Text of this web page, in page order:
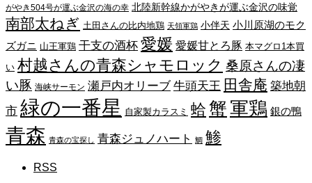
がやき504号が運ぶ金沢の海の幸 北陸新幹線かがやきが運ぶ金沢の味覚
南部太ねぎ 土田さんの比内地鶏 天領軍鶏 小伴天 小川原湖のモク
ズガニ 山王軍鶏 干支の酒杯 愛媛 愛媛甘とろ豚 本マグロ1本買
い 村越さんの青森シャモロック 桑原さんの凄
い豚 海峡サーモン 瀬戸内オリーブ 牛頭天王 田舎庵 築地朝
市 緑の一番星 自家製カラスミ 蛤 蟹軍鶏 銀の鴨
青森 青森の宝探し 青森ジュノハート 鯛 鯵
RSS